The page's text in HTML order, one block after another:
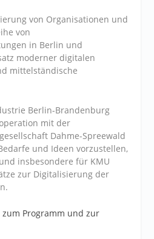
von Organisationen und
von
in Berlin und
moderner digitalen
mittelständische
Berlin-Brandenburg
mit der
Dahme-Spreewald
und Ideen vorzustellen,
insbesondere für KMU
zur Digitalisierung der
Programm und zur